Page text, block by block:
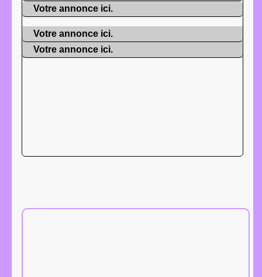
Votre annonce ici.
Votre annonce ici.
Votre annonce ici.